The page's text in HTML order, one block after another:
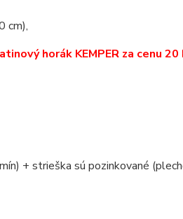
cm),
horák KEMPERza cenu 20
+ strieška sú pozinkované